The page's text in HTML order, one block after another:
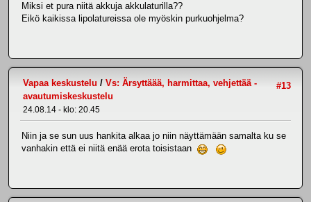
Miksi et pura niitä akkuja akkulaturilla??
Eikö kaikissa lipolatureissa ole myöskin purkuohjelma?
#13
Vapaa keskustelu / Vs: Ärsyttäää, harmittaa, vehjettää -
avautumiskeskustelu
24.08.14 - klo: 20.45
Niin ja se sun uus hankita alkaa jo niin näyttämään samalta ku se
vanhakin että ei niitä enää erota toisistaan